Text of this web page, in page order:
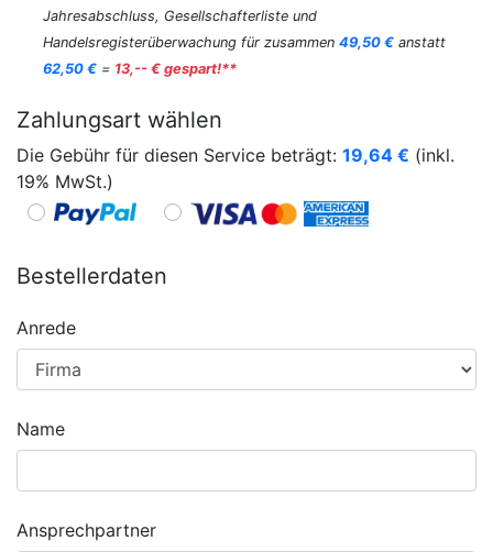
Jahresabschluss, Gesellschafterliste und
Handelsregisterüberwachung für zusammen 49,50 € anstatt
62,50 € = 13,-- € gespart!**
Zahlungsart wählen
Die Gebühr für diesen Service beträgt: 19,64 € (inkl.
19% MwSt.)
Bestellerdaten
Anrede
Name
Ansprechpartner